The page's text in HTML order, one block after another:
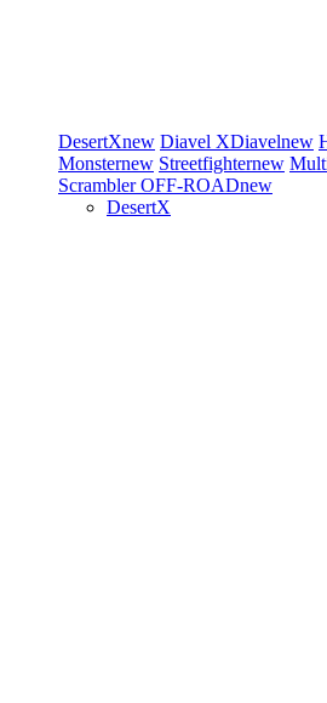
DesertXnew Diavel XDiavelnew
Monsternew Streetfighternew
ScramblerOFF-ROADnew
DesertX